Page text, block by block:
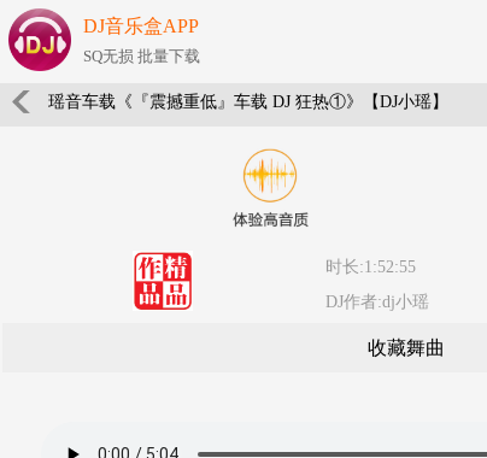
DJ音乐盒APP
SQ无损 批量下载
瑶音车载《『震撼重低』车载 DJ 狂热①》【DJ小瑶】
时长:1:52:55
DJ作者:dj小瑶
收藏舞曲